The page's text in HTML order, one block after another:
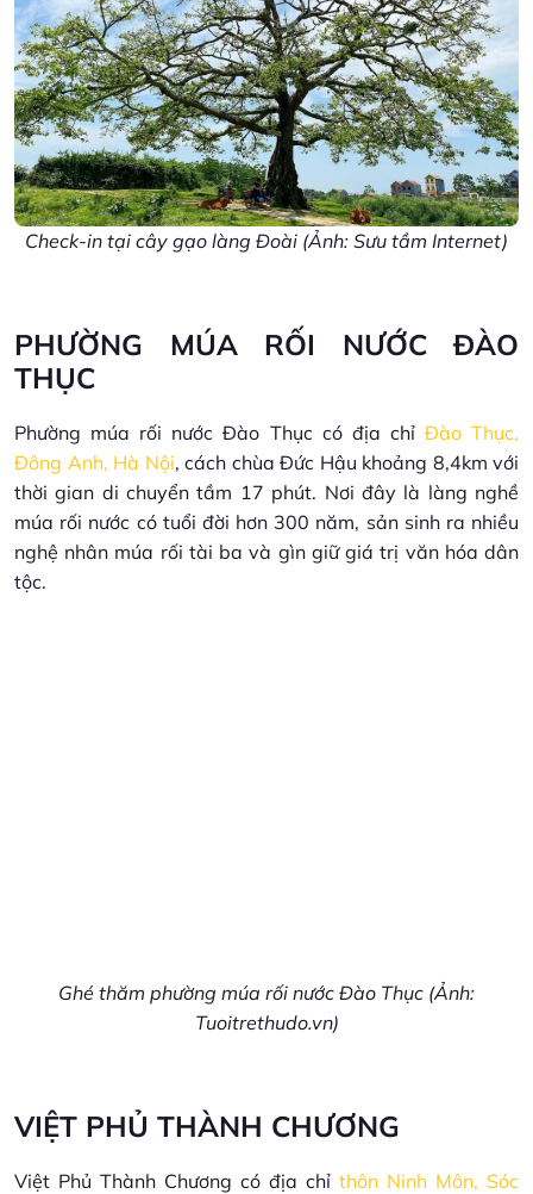
Check-in tại cây gạo làng Đoài (Ảnh: Sưu tầm Internet)
PHƯỜNG MÚA RỐI NƯỚC ĐÀO
THỤC
Phường múa rối nước Đào Thục có địa chỉ Đào Thục,
Đông Anh, Hà Nội, cách chùa Đức Hậu khoảng 8,4km với
thời gian di chuyển tầm 17 phút. Nơi đây là làng nghề
múa rối nước có tuổi đời hơn 300 năm, sản sinh ra nhiều
nghệ nhân múa rối tài ba và gìn giữ giá trị văn hóa dân
tộc.
Ghé thăm phường múa rối nước Đào Thục (Ảnh:
Tuoitrethudo.vn)
VIỆT PHỦ THÀNH CHƯƠNG
Việt Phủ Thành Chương có địa chỉ thôn Ninh Môn, Sóc